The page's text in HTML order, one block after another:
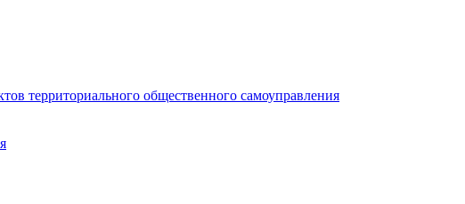
территориального общественного самоуправления